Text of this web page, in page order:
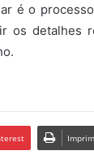
é o
os detalhes